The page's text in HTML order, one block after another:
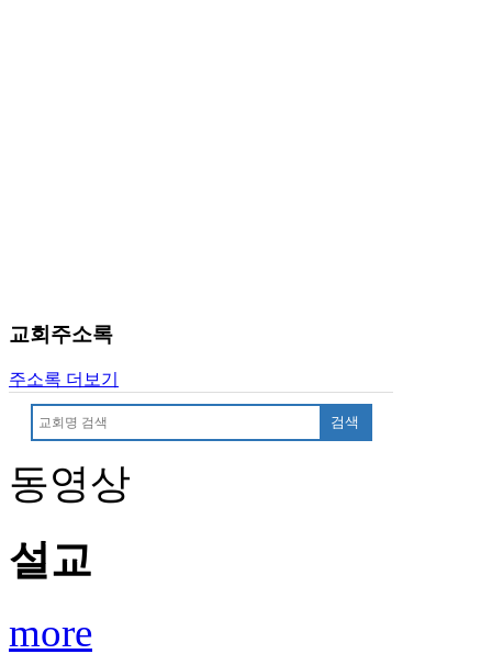
코
아
신
규
제
휴
트
교회주소록
주소록 더보기
검색
동영상
설교
more